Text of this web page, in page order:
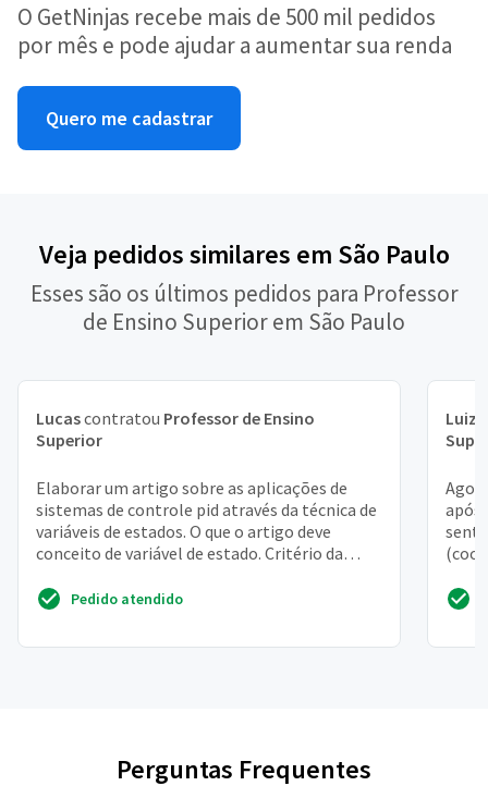
O GetNinjas recebe mais de 500 mil pedidos
por mês e pode ajudar a aumentar sua renda
Quero me cadastrar
Veja pedidos similares em São Paulo
Esses são os últimos pedidos para Professor
de Ensino Superior em São Paulo
Lucascontratou Professor de Ensino
Superior
Elaborar um artigo sobre as aplicações de
sistemas de controle pid através da técnica de
variáveis de estados. O que o artigo deve
conceito de variável de estado. Critério da
Pedido atendido
Luiz
Perguntas Frequentes